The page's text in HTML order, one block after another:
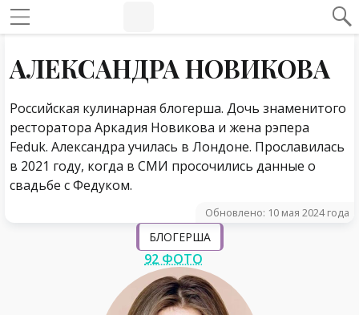
АЛЕКСАНДРА НОВИКОВА
Российская кулинарная блогерша. Дочь знаменитого
ресторатора Аркадия Новикова и жена рэпера
Feduk. Александра училась в Лондоне. Прославилась
в 2021 году, когда в СМИ просочились данные о
свадьбе с Федуком.
Обновлено: 10 мая 2024 года
БЛОГЕРША
92 ФОТО